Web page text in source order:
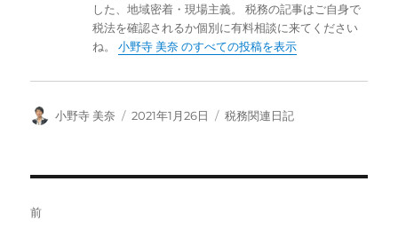
した、地域密着・現場主義。 税務の記事はご自身で
税法を確認されるか個別に有料相談に来てください
ね。小野寺 美奈 のすべての投稿を表示
投
小野寺 美奈
投
2021年1月26日
カ
税務関連日記
前